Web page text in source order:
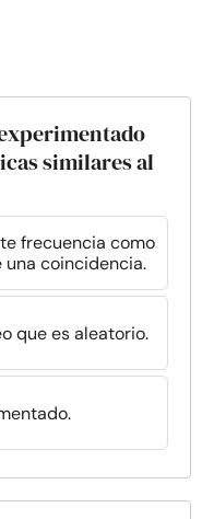
similares al
frecuencia como
una coincidencia.
que es aleatorio.